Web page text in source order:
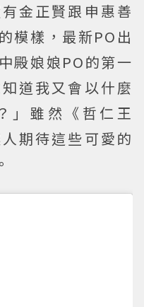
金正賢跟申惠善
模樣，最新PO出
殿娘娘PO的第一
道我又會以什麼
」雖然《哲仁王
期待這些可愛的